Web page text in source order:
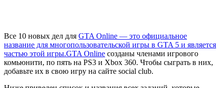
Все 10 новых дел для GTA Online — это официальное
название для многопользовательской игры в GTA 5 и является
частью этой игры.GTA Online созданы членами игрового
комьюнити, по пять на PS3 и Xbox 360. Чтобы сыграть в них,
добавьте их в свою игру на сайте social club.